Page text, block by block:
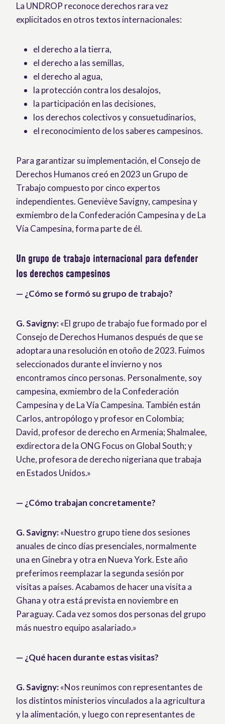
La UNDROP reconoce derechos rara vez
explicitados en otros textos internacionales:
el derecho a la tierra,
el derecho a las semillas,
el derecho al agua,
la protección contra los desalojos,
la participación en las decisiones,
los derechos colectivos y consuetudinarios,
el reconocimiento de los saberes campesinos.
Para garantizar su implementación, el Consejo de
Derechos Humanos creó en 2023 un Grupo de
Trabajo compuesto por cinco expertos
independientes. Geneviève Savigny, campesina y
exmiembro de la Confederación Campesina y de La
Vía Campesina, forma parte de él.
Un grupo de trabajo internacional para defender
los derechos campesinos
— ¿Cómo se formó su grupo de trabajo?
G. Savigny:«El grupo de trabajo fue formado por el
Consejo de Derechos Humanos después de que se
adoptara una resolución en otoño de 2023. Fuimos
seleccionados durante el invierno y nos
encontramos cinco personas. Personalmente, soy
campesina, exmiembro de la Confederación
Campesina y de La Vía Campesina. También están
Carlos, antropólogo y profesor en Colombia;
David, profesor de derecho en Armenia; Shalmalee,
exdirectora de la ONG Focus on Global South; y
Uche, profesora de derecho nigeriana que trabaja
en Estados Unidos.»
— ¿Cómo trabajan concretamente?
G. Savigny:«Nuestro grupo tiene dos sesiones
anuales de cinco días presenciales, normalmente
una en Ginebra y otra en Nueva York. Este año
preferimos reemplazar la segunda sesión por
visitas a países. Acabamos de hacer una visita a
Ghana y otra está prevista en noviembre en
Paraguay. Cada vez somos dos personas del grupo
más nuestro equipo asalariado.»
— ¿Qué hacen durante estas visitas?
G. Savigny:«Nos reunimos con representantes de
los distintos ministerios vinculados a la agricultura
y la alimentación, y luego con representantes de